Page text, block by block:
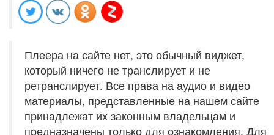
Плеера на сайте нет, это обычный виджет,
который ничего не транслирует и не
ретранслирует. Все права на аудио и видео
материалы, представленные на нашем сайте
принадлежат их законным владельцам и
предназначены только для ознакомления. Для